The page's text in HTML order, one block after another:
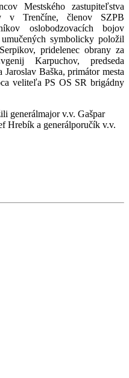
Mestského zastupiteľstva
v Trenčíne, členov SZPB
oslobodzovacích bojov
symbolicky položil
pridelenec obrany za
Karpuchov, predseda
Jaroslav Baška, primátor mesta
veliteľa PS OS SR brigádny
generálmajor v.v. Gašpar
Hrebík a generálporučík v.v.